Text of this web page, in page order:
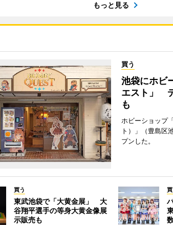
もっと見る
買う
池袋にホビ
エスト」
も
ホビーショップ
ト）」（豊島区
プンした。
買う
東武池袋で「大黄金展」 大
谷翔平選手の等身大黄金像展
示販売も